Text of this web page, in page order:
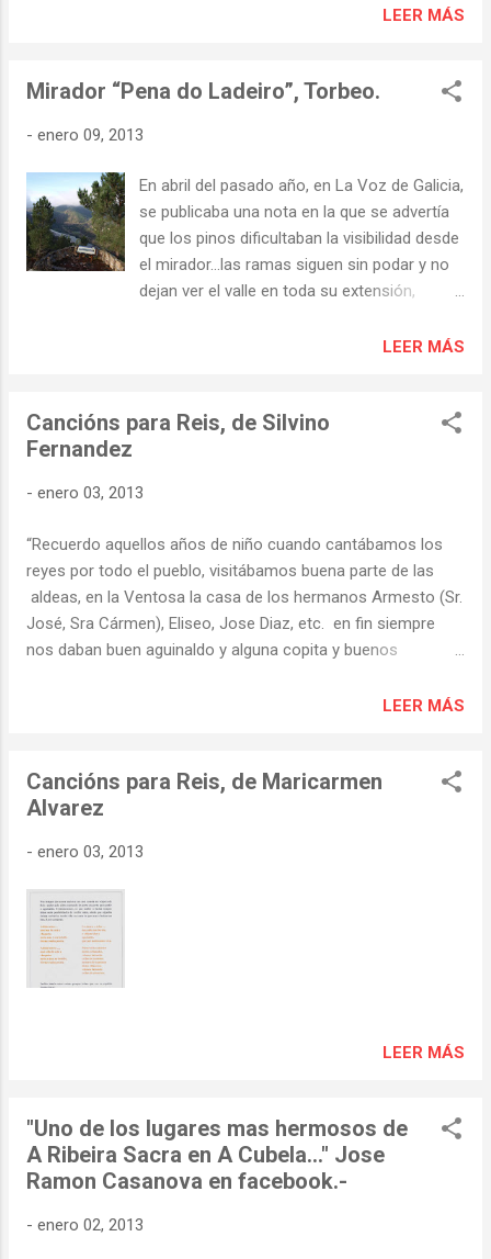
sabemos traducir pero que merece la pena
que ponen en la web, es la misma de Juan
aqui mismo y como dicen los amigos da
aquellas lejanas tierras ignoran citar a los
autores de las imagenes que usan.
LEER MÁS
Mirador “Pena do Ladeiro”, Torbeo.
- enero 09, 2013
En abril del pasado año, en La Voz de Galicia,
se publicaba una nota en la que se advertía
que los pinos dificultaban la visibilidad desde
el mirador…las ramas siguen sin podar y no
dejan ver el valle en toda su extensión,
los que hace tiempo que no os asomáis a
necesidad de hacer una poda.
mirador Evidentemente esta imagen no es
LEER MÁS
Cancións para Reis, de Silvino
Fernandez
- enero 03, 2013
“Recuerdo aquellos años de niño cuando cantábamos los
reyes por todo el pueblo, visitábamos buena parte de las
aldeas, en la Ventosa la casa de los hermanos Armesto (Sr.
José, Sra Cármen), Eliseo, Jose Diaz, etc. en fin siempre
nos daban buen aguinaldo y alguna copita y buenos
German de Albarito, Jose Luis de Outeiro, toda la pandilla,
LENGUIZAS, PEDRELOS E PAN -PESETAS E PESOS,
CADELAS E CAS -COPIÑAS DE VIÑO, DE RON E COÑAC……”
LEER MÁS
Cancións para Reis, de Maricarmen
Alvarez
- enero 03, 2013
LEER MÁS
"Uno de los lugares mas hermosos de
A Ribeira Sacra en A Cubela..." Jose
Ramon Casanova en facebook.-
- enero 02, 2013